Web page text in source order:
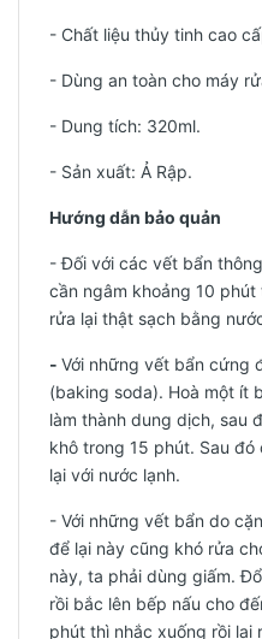
- Chất liệu thủy tinh cao
- Dùng an toàn cho máy
- Dung tích: 320ml.
- Sản xuất: Ả Rập.
Hướng dẫn bảo quản
- Đối với các vết bẩn
cần ngâm khoảng 10
rửa lại thật sạch bằng
- Với những vết bẩn cứng
(baking soda). Hoà một ít
làm thành dung dịch, sau
khô trong 15 phút. Sau
lại với nước lạnh.
- Với những vết bẩn do
để lại này cũng khó rửa
này, ta phải dùng giấm.
rồi bắc lên bếp nấu cho
phút thì nhắc xuống rồi lại